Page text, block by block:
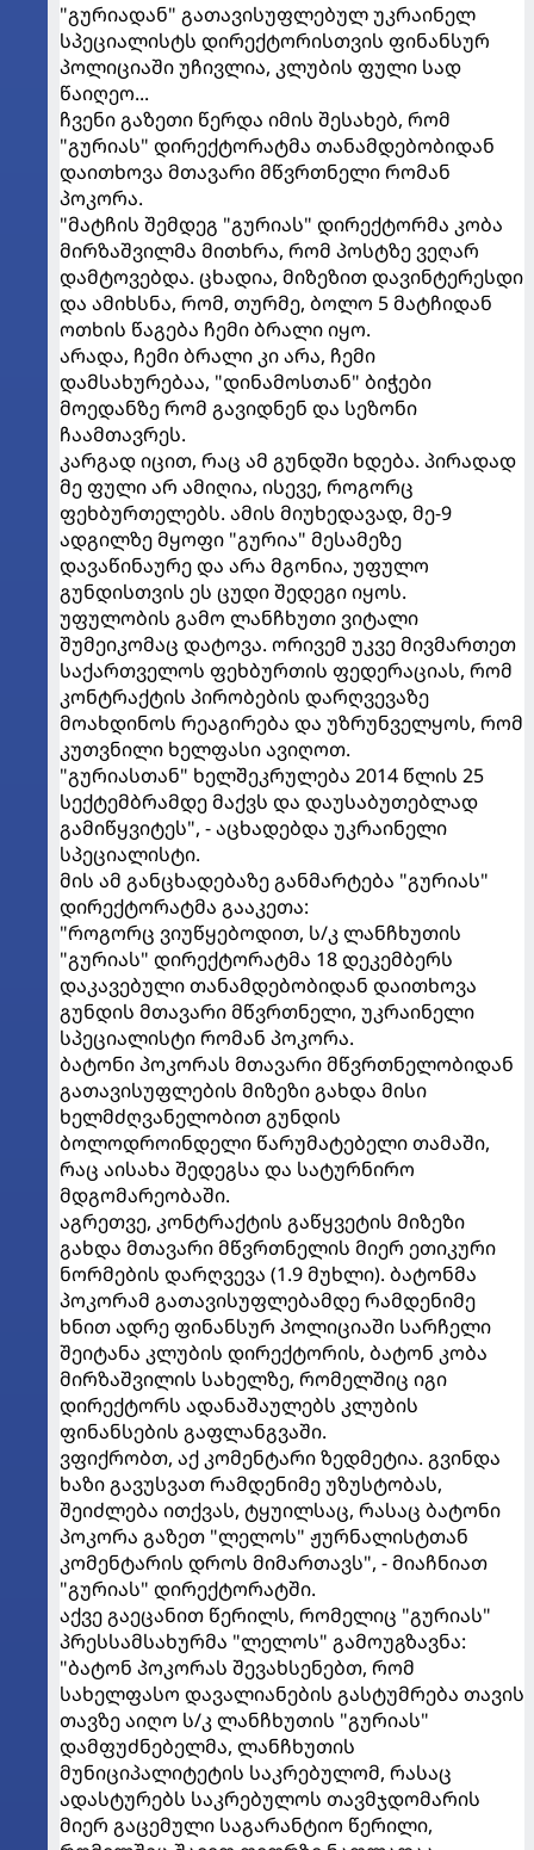
"გურიადან" გათავისუფლებულ უკრაინელ
სპეციალისტს დირექტორისთვის ფინანსურ
პოლიციაში უჩივლია, კლუბის ფული სად
წაიღეო...
ჩვენი გაზეთი წერდა იმის შესახებ, რომ
"გურიას" დირექტორატმა თანამდებობიდან
დაითხოვა მთავარი მწვრთნელი რომან
პოკორა.
"მატჩის შემდეგ "გურიას" დირექტორმა კობა
მირზაშვილმა მითხრა, რომ პოსტზე ვეღარ
დამტოვებდა. ცხადია, მიზეზით დავინტერესდი
და ამიხსნა, რომ, თურმე, ბოლო 5 მატჩიდან
ოთხის წაგება ჩემი ბრალი იყო.
არადა, ჩემი ბრალი კი არა, ჩემი
დამსახურებაა, "დინამოსთან" ბიჭები
მოედანზე რომ გავიდნენ და სეზონი
ჩაამთავრეს.
კარგად იცით, რაც ამ გუნდში ხდება. პირადად
მე ფული არ ამიღია, ისევე, როგორც
ფეხბურთელებს. ამის მიუხედავად, მე-9
ადგილზე მყოფი "გურია" მესამეზე
დავაწინაურე და არა მგონია, უფულო
გუნდისთვის ეს ცუდი შედეგი იყოს.
უფულობის გამო ლანჩხუთი ვიტალი
შუმეიკომაც დატოვა. ორივემ უკვე მივმართეთ
საქართველოს ფეხბურთის ფედერაციას, რომ
კონტრაქტის პირობების დარღვევაზე
მოახდინოს რეაგირება და უზრუნველყოს, რომ
კუთვნილი ხელფასი ავიღოთ.
"გურიასთან" ხელშეკრულება 2014 წლის 25
სექტემბრამდე მაქვს და დაუსაბუთებლად
გამიწყვიტეს", - აცხადებდა უკრაინელი
სპეციალისტი.
მის ამ განცხადებაზე განმარტება "გურიას"
დირექტორატმა გააკეთა:
"როგორც ვიუწყებოდით, ს/კ ლანჩხუთის
"გურიას" დირექტორატმა 18 დეკემბერს
დაკავებული თანამდებობიდან დაითხოვა
გუნდის მთავარი მწვრთნელი, უკრაინელი
სპეციალისტი რომან პოკორა.
ბატონი პოკორას მთავარი მწვრთნელობიდან
გათავისუფლების მიზეზი გახდა მისი
ხელმძღვანელობით გუნდის
ბოლოდროინდელი წარუმატებელი თამაში,
რაც აისახა შედეგსა და სატურნირო
მდგომარეობაში.
აგრეთვე, კონტრაქტის გაწყვეტის მიზეზი
გახდა მთავარი მწვრთნელის მიერ ეთიკური
ნორმების დარღვევა (1.9 მუხლი). ბატონმა
პოკორამ გათავისუფლებამდე რამდენიმე
ხნით ადრე ფინანსურ პოლიციაში სარჩელი
შეიტანა კლუბის დირექტორის, ბატონ კობა
მირზაშვილის სახელზე, რომელშიც იგი
დირექტორს ადანაშაულებს კლუბის
ფინანსების გაფლანგვაში.
ვფიქრობთ, აქ კომენტარი ზედმეტია. გვინდა
ხაზი გავუსვათ რამდენიმე უზუსტობას,
შეიძლება ითქვას, ტყუილსაც, რასაც ბატონი
პოკორა გაზეთ "ლელოს" ჟურნალისტთან
კომენტარის დროს მიმართავს", - მიაჩნიათ
"გურიას" დირექტორატში.
აქვე გაეცანით წერილს, რომელიც "გურიას"
პრესსამსახურმა "ლელოს" გამოუგზავნა:
"ბატონ პოკორას შევახსენებთ, რომ
სახელფასო დავალიანების გასტუმრება თავის
თავზე აიღო ს/კ ლანჩხუთის "გურიას"
დამფუძნებელმა, ლანჩხუთის
მუნიციპალიტეტის საკრებულომ, რასაც
ადასტურებს საკრებულოს თავმჯდომარის
მიერ გაცემული საგარანტიო წერილი,